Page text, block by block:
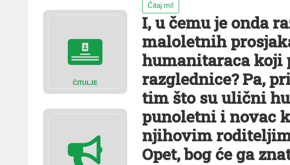
ČITULJE
Čitaj mi!
I, u čemu je onda
maloletnih
humanitaraca koji
razglednice? Pa,
tim što su ulični
punoletni i novac
njihovim
Opet, bog će ga